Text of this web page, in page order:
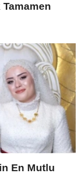
En Mutlu